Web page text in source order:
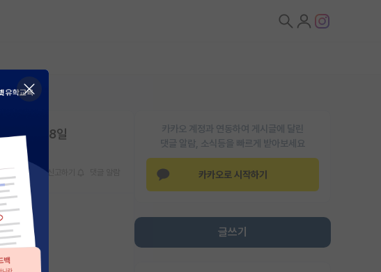
카카오 계정과 연동하여 게시글에 달린
댓글 알람, 소식등을 빠르게 받아보세요
카카오로 시작하기
글쓰기
06월 28일
스크랩 신고하기